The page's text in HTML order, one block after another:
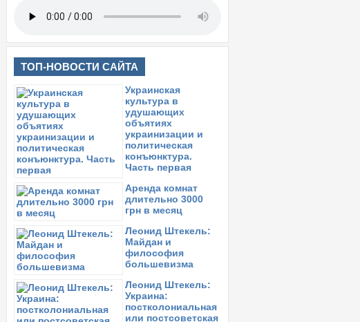
ТОП-НОВОСТИ САЙТА
Украинская
культура в
удушающих
объятиях
украинизации и
политическая
конъюнктура.
Часть первая
Аренда комнат
длительно 3000
грн в месяц
Леонид Штекель:
Майдан и
философия
большевизма
Леонид Штекель:
Украина:
постколониальная
или постсоветская